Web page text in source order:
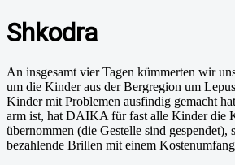
Shkodra
An insgesamt vier Tagen kümmerten wir
um die Kinder aus der Bergregion um
Kinder mit Problemen ausfindig gemacht
arm ist, hat DAIKA für fast alle Kinder die
übernommen (die Gestelle sind gespendet),
bezahlende Brillen mit einem